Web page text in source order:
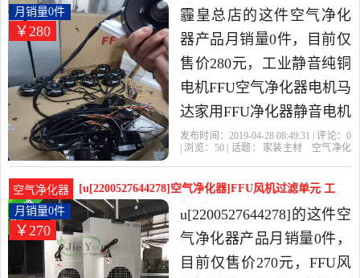
当中性价比很高的空气净
化器，由广东 东莞发货。
化器电机月销量0件仅售280元
￥280
月销量0件
霾皇总店的这件空气净化
器产品月销量0件，目前仅
售价280元，工业静音纯铜
电机FFU空气净化器电机马
达家用FFU净化器静音电机
是2019年霾皇总店精选家
空气净化器，由北京发
货。
发布时间：2019-04-28 08:49:31 | 评论： 0
| 浏览： 50| 话题： 家装主材
空气净化
空气净化器
[u[2200527644278]空气净化器]FFU风机过滤单元 工
业ffu百级层月销量0件仅售270元
￥270
月销量0件
u[2200527644278]的这件空
气净化器产品月销量0件，
目前仅售价270元，FFU风